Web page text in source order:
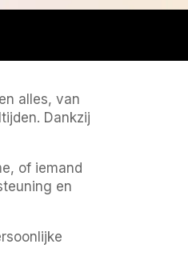
alles, van
Dankzij
of iemand
en